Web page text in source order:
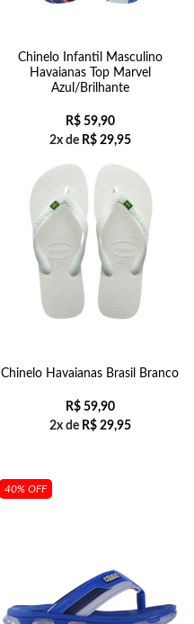
Chinelo Infantil Masculino
Havaianas Top Marvel
Azul/Brilhante
R$59,90
2x de R$29,95
Chinelo Havaianas Brasil Branco
R$59,90
2x de R$29,95
40% OFF